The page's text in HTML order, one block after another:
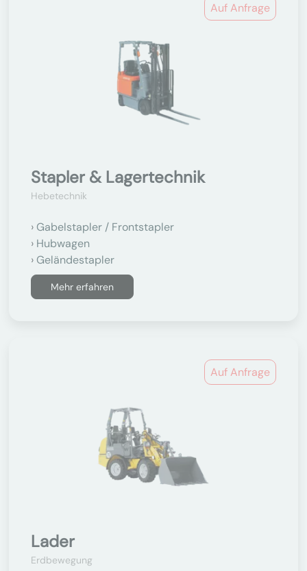
Auf Anfrage
Stapler & Lagertechnik
Hebetechnik
Gabelstapler / Frontstapler
Hubwagen
Geländestapler
Mehr erfahren
Auf Anfrage
Lader
Erdbewegung